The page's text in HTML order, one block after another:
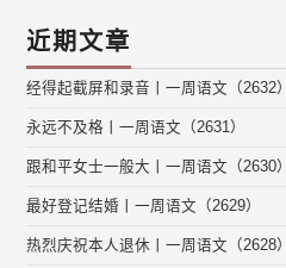
近期文章
经得起截屏和录音丨一周语文（2632）
永远不及格丨一周语文（2631）
跟和平女士一般大丨一周语文（2630）
最好登记结婚丨一周语文（2629）
热烈庆祝本人退休丨一周语文（2628）